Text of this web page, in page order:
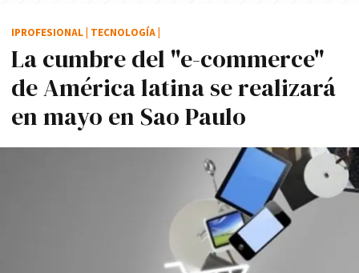
La cumbre del "e-commerce"
de América latina se realizará
en mayo en Sao Paulo
IPROFESIONAL TECNOLOGÍA